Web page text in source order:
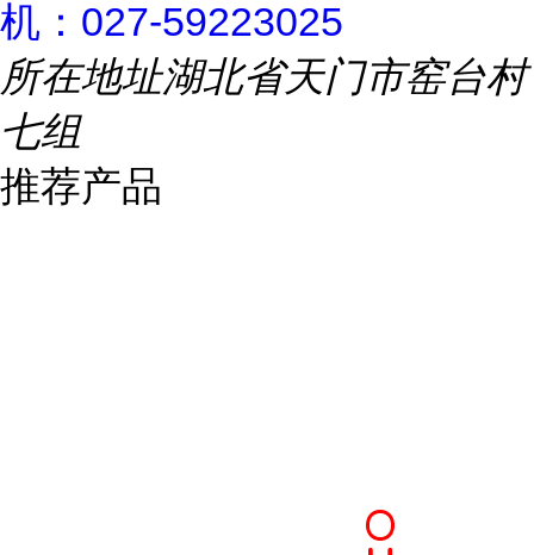
机：027-59223025
所在地址湖北省天门市窑台村
七组
推荐产品